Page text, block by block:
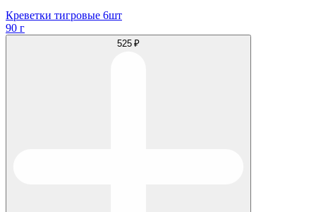
Креветки тигровые 6шт
90 г
525 ₽